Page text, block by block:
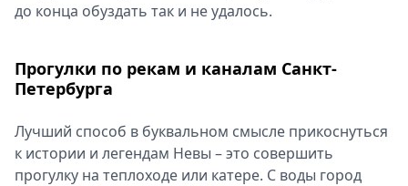
до конца обуздать так и не удалось.
Прогулки по рекам и каналам Санкт-
Петербурга
Лучший способ в буквальном смысле прикоснуться
к истории и легендам Невы – это совершить
прогулку на теплоходе или катере. С воды город